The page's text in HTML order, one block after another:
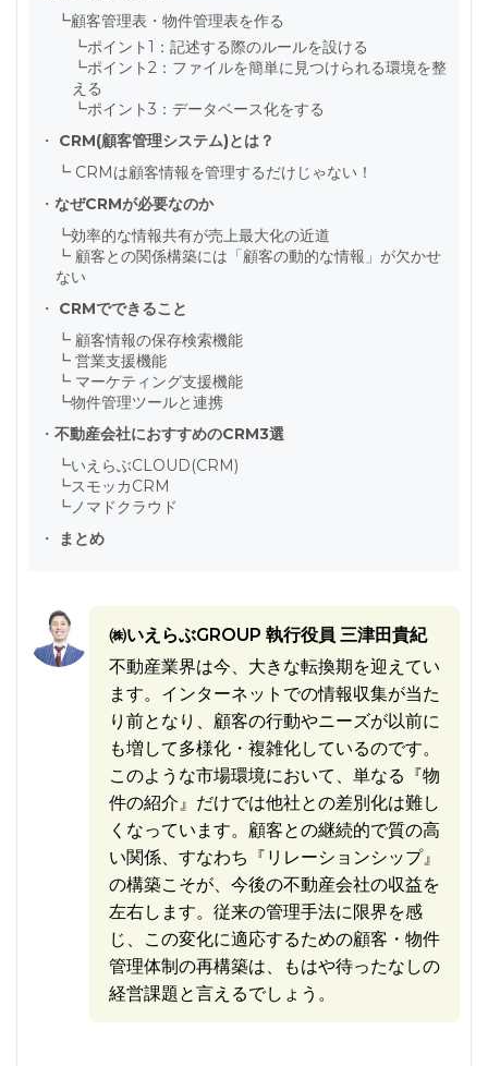
┗顧客管理表・物件管理表を作る
┗ポイント1：記述する際のルールを設ける
┗ポイント2：ファイルを簡単に見つけられる環境を整
える
┗ポイント3：データベース化をする
・ CRM(顧客管理システム)とは？
┗ CRMは顧客情報を管理するだけじゃない！
・ なぜCRMが必要なのか
┗効率的な情報共有が売上最大化の近道
┗ 顧客との関係構築には「顧客の動的な情報」が欠かせ
ない
・ CRMでできること
┗ 顧客情報の保存検索機能
┗ 営業支援機能
┗ マーケティング支援機能
┗物件管理ツールと連携
・ 不動産会社におすすめのCRM3選
┗いえらぶCLOUD(CRM)
┗スモッカCRM
┗ノマドクラウド
・
まとめ
㈱いえらぶGROUP 執行役員 三津田貴紀
不動産業界は今、大きな転換期を迎えてい
ます。インターネットでの情報収集が当た
り前となり、顧客の行動やニーズが以前に
も増して多様化・複雑化しているのです。
このような市場環境において、単なる『物
件の紹介』だけでは他社との差別化は難し
くなっています。顧客との継続的で質の高
い関係、すなわち『リレーションシップ』
の構築こそが、今後の不動産会社の収益を
左右します。従来の管理手法に限界を感
じ、この変化に適応するための顧客・物件
管理体制の再構築は、もはや待ったなしの
経営課題と言えるでしょう。